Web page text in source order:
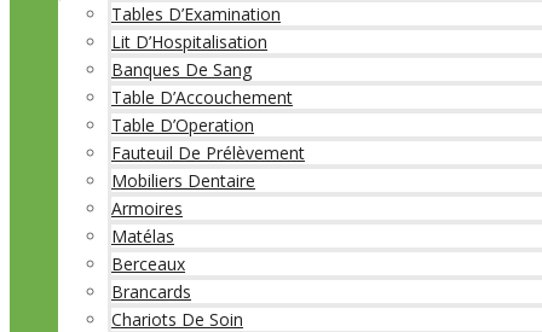
Tables D’Examination
Lit D’Hospitalisation
Banques De Sang
Table D’Accouchement
Table D’Operation
Fauteuil De Prélèvement
Mobiliers Dentaire
Armoires
Matélas
Berceaux
Brancards
Chariots De Soin